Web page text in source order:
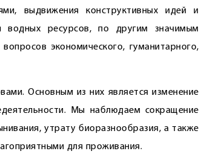
выдвижения конструктивных идей и
­водных ресурсов, по другим значимым
экономического, гуманитарного,
Основным из них является изменение
Мы наблюдаем сокращение
утрату биоразнообразия, а также
для проживания.